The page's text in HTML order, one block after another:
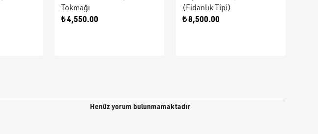
Tokmağı
₺ 4,550.00
(Fidanlık Tipi)
₺ 8,500.00
Henüz yorum bulunmamaktadır